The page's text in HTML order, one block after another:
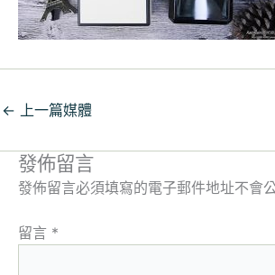
← 上一篇媒體
發佈留言
發佈留言必須填寫的電子郵件地址不會
留言 *